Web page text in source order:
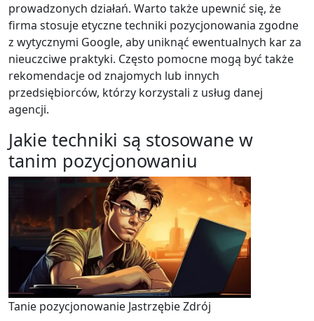
prowadzonych działań. Warto także upewnić się, że
firma stosuje etyczne techniki pozycjonowania zgodne
z wytycznymi Google, aby uniknąć ewentualnych kar za
nieuczciwe praktyki. Często pomocne mogą być także
rekomendacje od znajomych lub innych
przedsiębiorców, którzy korzystali z usług danej
agencji.
Jakie techniki są stosowane w
tanim pozycjonowaniu
Tanie pozycjonowanie Jastrzębie Zdrój